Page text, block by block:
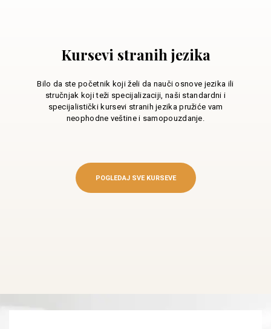
Kursevi stranih jezika
Bilo da ste početnik koji želi da nauči osnove jezika ili
stručnjak koji teži specijalizaciji, naši standardni i
specijalistički kursevi stranih jezika pružiće vam
neophodne veštine i samopouzdanje.
POGLEDAJ SVE KURSEVE